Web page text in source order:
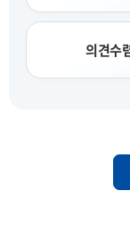
의견수